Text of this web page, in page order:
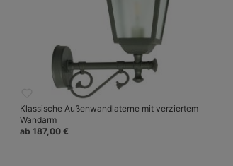
Klassische Außenwandlaterne mit verziertem
Wandarm
ab 187,00 €